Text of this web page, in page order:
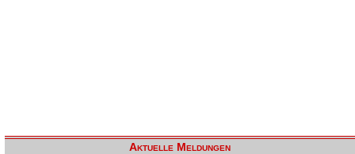
Aktuelle Meldungen